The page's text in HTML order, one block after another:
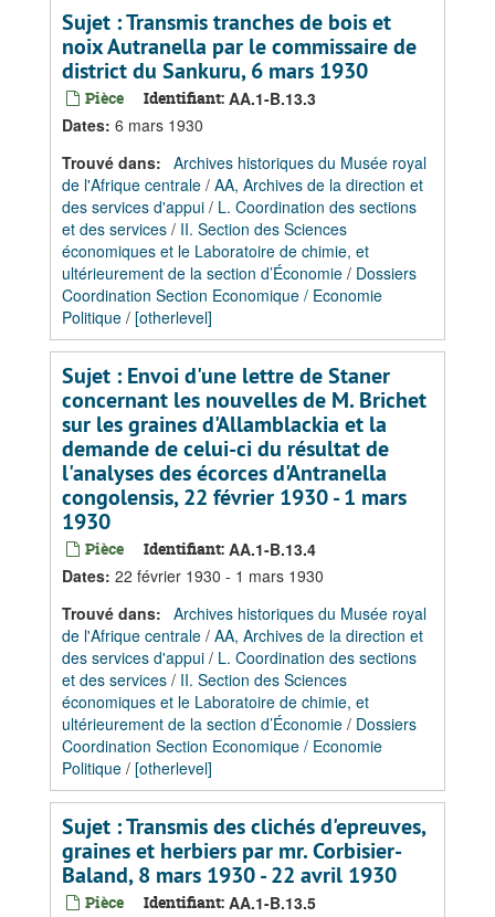
Sujet : Transmis tranches de bois et
noix Autranella par le commissaire de
district du Sankuru, 6 mars 1930
Pièce Identifiant: AA.1-B.13.3
Dates: 6 mars 1930
Trouvé dans: Archives historiques du Musée royal
de l'Afrique centrale / AA, Archives de la direction et
des services d'appui / L. Coordination des sections
et des services / II. Section des Sciences
économiques et le Laboratoire de chimie, et
ultérieurement de la section d’Économie / Dossiers
Coordination Section Economique / Economie
Politique / [otherlevel]
Sujet : Envoi d'une lettre de Staner
concernant les nouvelles de M. Brichet
sur les graines d'Allamblackia et la
demande de celui-ci du résultat de
l'analyses des écorces d'Antranella
congolensis, 22 février 1930 - 1 mars
1930
Pièce Identifiant: AA.1-B.13.4
Dates: 22 février 1930 - 1 mars 1930
Trouvé dans: Archives historiques du Musée royal
de l'Afrique centrale / AA, Archives de la direction et
des services d'appui / L. Coordination des sections
et des services / II. Section des Sciences
économiques et le Laboratoire de chimie, et
ultérieurement de la section d’Économie / Dossiers
Coordination Section Economique / Economie
Politique / [otherlevel]
Sujet : Transmis des clichés d'epreuves,
graines et herbiers par mr. Corbisier-
Baland, 8 mars 1930 - 22 avril 1930
Pièce Identifiant: AA.1-B.13.5